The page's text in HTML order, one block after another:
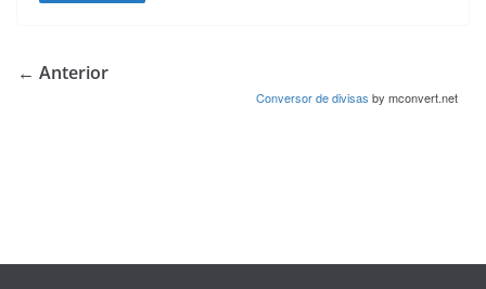
← Anterior
Conversor de divisas by mconvert.net